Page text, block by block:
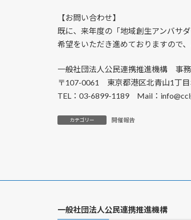
【お問い合わせ】
既に、来年度の「地域創生アンバサ
希望をいただき進めておりますので
一般社団法人公民連携推進機構 事
〒107-0061 東京都港区北青山1丁
TEL：03-6899-1189 Mail：
カテゴリー 開催報告
一般社団法人公民連携推進機構